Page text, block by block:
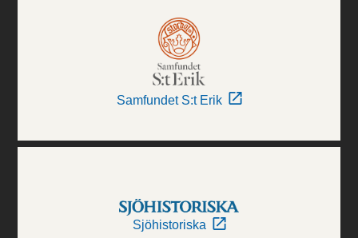
Samfundet S:t Erik
Sjöhistoriska